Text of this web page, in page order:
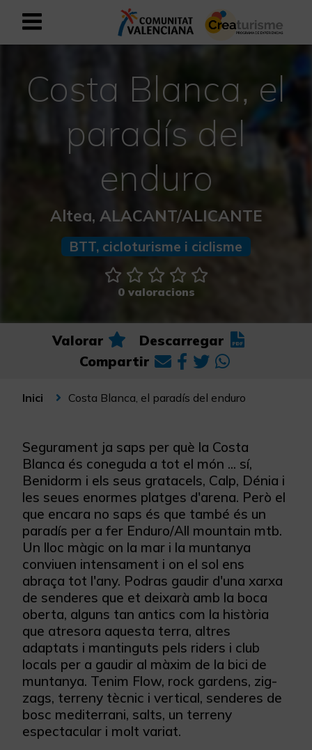
Valencià
Mediterrani Actiu i Esportiu
Mediterrani Cultural
Mediterrani Rural i Natural
Experiències a la tardor
Experiències Setmana Santa
Costa Blanca, el
paradís del
enduro
Altea, ALACANT/ALICANTE
BTT, cicloturisme i ciclisme
0 valoracions
Valorar
Descarregar
Compartir
Inici Costa Blanca, el paradís del enduro
Segurament ja saps per què la Costa
Blanca és coneguda a tot el món ... sí,
Benidorm i els seus gratacels, Calp, Dénia i
les seues enormes platges d'arena. Però el
que encara no saps és que també és un
paradís per a fer Enduro/All mountain mtb.
Un lloc màgic on la mar i la muntanya
conviuen intensament i on el sol ens
abraça tot l'any. Podras gaudir d'una xarxa
de senderes que et deixarà amb la boca
oberta, alguns tan antics com la història
que atresora aquesta terra, altres
adaptats i mantinguts pels riders i club
locals per a gaudir al màxim de la bici de
muntanya. Tenim Flow, rock gardens, zig-
zags, terreny tècnic i vertical, senderes de
bosc mediterrani, salts, un terreny
espectacular i molt variat.